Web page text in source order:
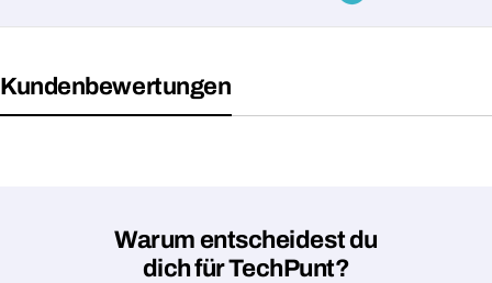
Kundenbewertungen
Warum entscheidest du
dich für TechPunt?